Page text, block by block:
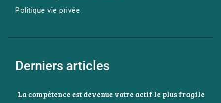
Politique vie privée
Derniers articles
La compétence est devenue votre actif le plus fragile